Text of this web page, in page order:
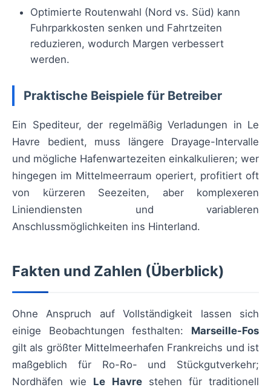
Optimierte Routenwahl (Nord vs. Süd) kann
Fuhrparkkosten senken und Fahrtzeiten
reduzieren, wodurch Margen verbessert
werden.
Praktische Beispiele für Betreiber
Ein Spediteur, der regelmäßig Verladungen in Le
Havre bedient, muss längere Drayage-Intervalle
und mögliche Hafenwartezeiten einkalkulieren; wer
hingegen im Mittelmeerraum operiert, profitiert oft
von kürzeren Seezeiten, aber komplexeren
Liniendiensten und variableren
Anschlussmöglichkeiten ins Hinterland.
Fakten und Zahlen (Überblick)
Ohne Anspruch auf Vollständigkeit lassen sich
einige Beobachtungen festhalten: Marseille-Fos
gilt als größter Mittelmeerhafen Frankreichs und ist
maßgeblich für Ro-Ro- und Stückgutverkehr;
Nordhäfen wie Le Havrestehen für traditionell